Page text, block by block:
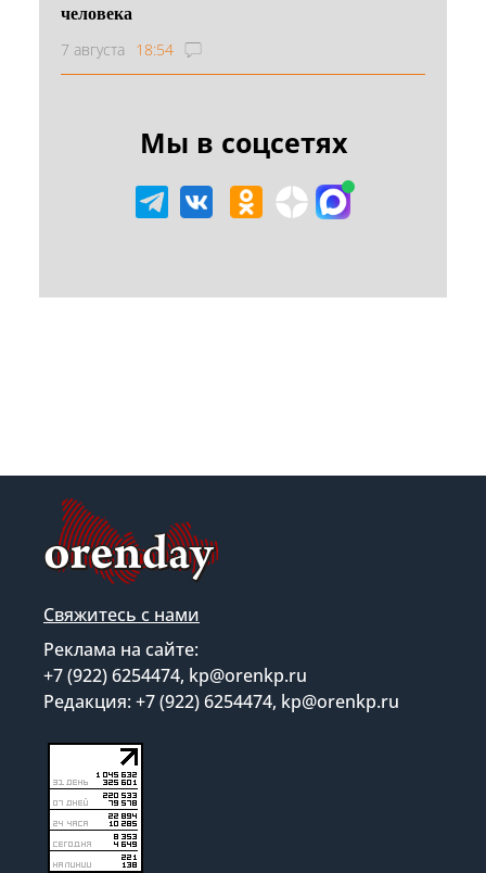
человека
7 августа 18:54
Мы в соцсетях
Свяжитесь с нами
Реклама на сайте:
+7 (922) 6254474, kp@orenkp.ru
Редакция: +7 (922) 6254474, kp@orenkp.ru